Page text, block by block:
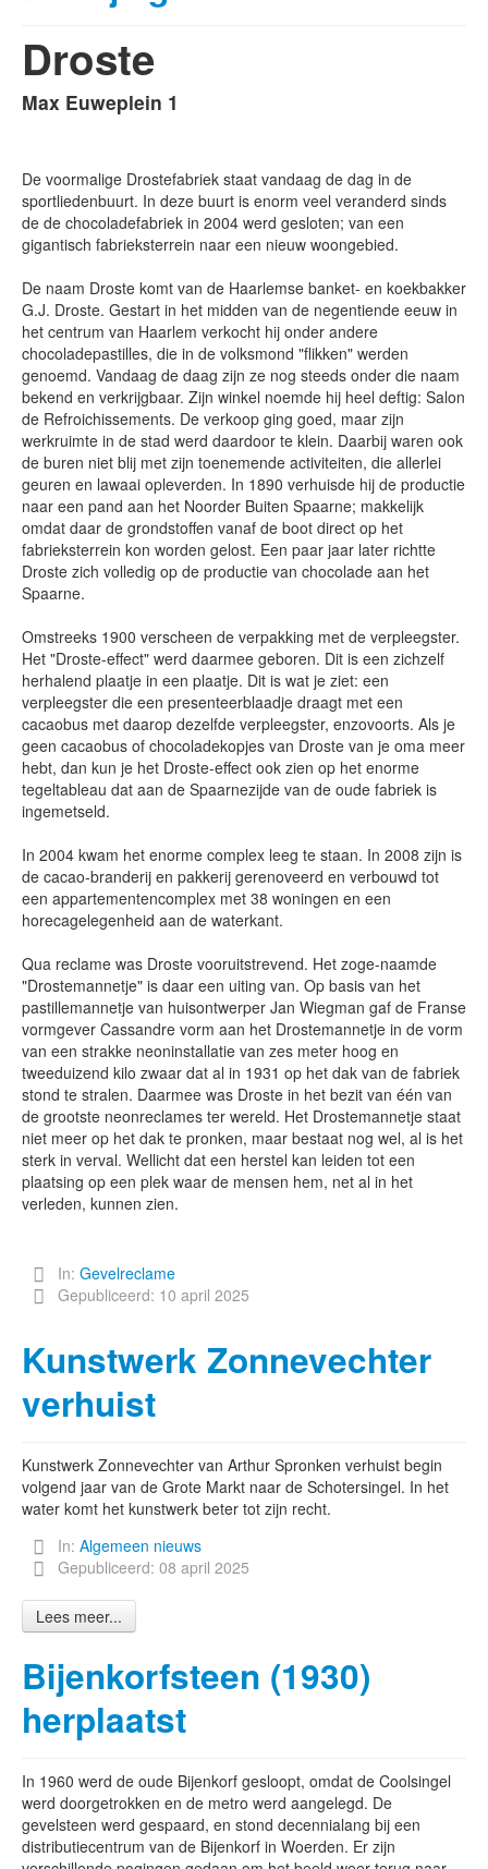
Droste
Max Euweplein 1
De voormalige Drostefabriek staat vandaag de dag in de
sportliedenbuurt. In deze buurt is enorm veel veranderd sinds
de de chocoladefabriek in 2004 werd gesloten; van een
gigantisch fabrieksterrein naar een nieuw woongebied.
De naam Droste komt van de Haarlemse banket- en koekbakker
G.J. Droste. Gestart in het midden van de negentiende eeuw in
het centrum van Haarlem verkocht hij onder andere
chocoladepastilles, die in de volksmond "flikken" werden
genoemd. Vandaag de daag zijn ze nog steeds onder die naam
bekend en verkrijgbaar. Zijn winkel noemde hij heel deftig: Salon
de Refroichissements. De verkoop ging goed, maar zijn
werkruimte in de stad werd daardoor te klein. Daarbij waren ook
de buren niet blij met zijn toenemende activiteiten, die allerlei
geuren en lawaai opleverden. In 1890 verhuisde hij de productie
naar een pand aan het Noorder Buiten Spaarne; makkelijk
omdat daar de grondstoffen vanaf de boot direct op het
fabrieksterrein kon worden gelost. Een paar jaar later richtte
Droste zich volledig op de productie van chocolade aan het
Spaarne.
Omstreeks 1900 verscheen de verpakking met de verpleegster.
Het "Droste-effect" werd daarmee geboren. Dit is een zichzelf
herhalend plaatje in een plaatje. Dit is wat je ziet: een
verpleegster die een presenteerblaadje draagt met een
cacaobus met daarop dezelfde verpleegster, enzovoorts. Als je
geen cacaobus of chocoladekopjes van Droste van je oma meer
hebt, dan kun je het Droste-effect ook zien op het enorme
tegeltableau dat aan de Spaarnezijde van de oude fabriek is
ingemetseld.
In 2004 kwam het enorme complex leeg te staan. In 2008 zijn is
de cacao-branderij en pakkerij gerenoveerd en verbouwd tot
een appartementencomplex met 38 woningen en een
horecagelegenheid aan de waterkant.
Qua reclame was Droste vooruitstrevend. Het zoge-naamde
"Drostemannetje" is daar een uiting van. Op basis van het
pastillemannetje van huisontwerper Jan Wiegman gaf de Franse
vormgever Cassandre vorm aan het Drostemannetje in de vorm
van een strakke neoninstallatie van zes meter hoog en
tweeduizend kilo zwaar dat al in 1931 op het dak van de fabriek
stond te stralen. Daarmee was Droste in het bezit van één van
de grootste neonreclames ter wereld. Het Drostemannetje staat
niet meer op het dak te pronken, maar bestaat nog wel, al is het
sterk in verval. Wellicht dat een herstel kan leiden tot een
plaatsing op een plek waar de mensen hem, net al in het
verleden, kunnen zien.
In: Gevelreclame
Gepubliceerd: 10 april 2025
Kunstwerk Zonnevechter
verhuist
Kunstwerk Zonnevechter van Arthur Spronken verhuist begin
volgend jaar van de Grote Markt naar de Schotersingel. In het
water komt het kunstwerk beter tot zijn recht.
In: Algemeen nieuws
Gepubliceerd: 08 april 2025
Lees meer...
Bijenkorfsteen (1930)
herplaatst
In 1960 werd de oude Bijenkorf gesloopt, omdat de Coolsingel
werd doorgetrokken en de metro werd aangelegd. De
gevelsteen werd gespaard, en stond decennialang bij een
distributiecentrum van de Bijenkorf in Woerden. Er zijn